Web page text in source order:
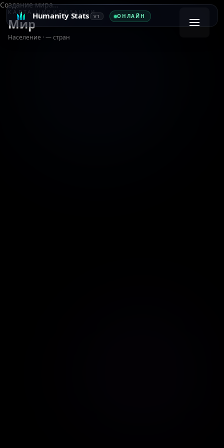
Humanity Stats V1 ОНЛАЙН
Создание мира…
КАРТА ЦИВИЛИЗАЦИИ
Мир
Население ·— стран